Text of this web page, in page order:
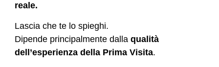
reale.
Lascia che te lo spieghi.
Dipende principalmente dalla qualità
dell’esperienza della Prima Visita.